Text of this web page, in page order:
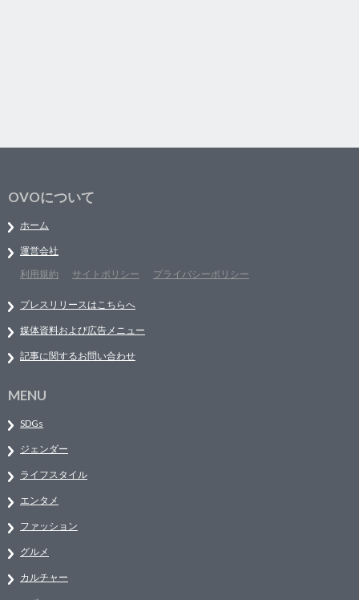
OVOについて
ホーム
運営会社
利用規約
サイトポリシー プライバシーポリシー
プレスリリースはこちらへ
媒体資料および広告メニュー
記事に関するお問い合わせ
MENU
SDGs
ジェンダー
ライフスタイル
エンタメ
ファッション
グルメ
カルチャー